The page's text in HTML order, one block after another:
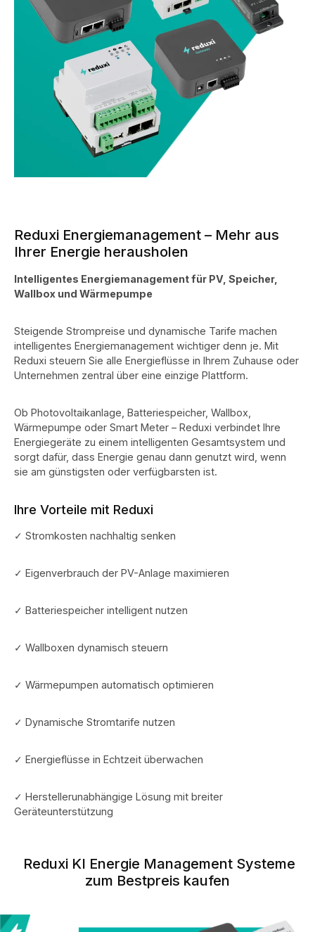
Reduxi Energiemanagement – Mehr aus
Ihrer Energie herausholen
Intelligentes Energiemanagement für PV, Speicher,
Wallbox und Wärmepumpe
Steigende Strompreise und dynamische Tarife machen
intelligentes Energiemanagement wichtiger denn je. Mit
Reduxi steuern Sie alle Energieflüsse in Ihrem Zuhause oder
Unternehmen zentral über eine einzige Plattform.
Ob Photovoltaikanlage, Batteriespeicher, Wallbox,
Wärmepumpe oder Smart Meter – Reduxi verbindet Ihre
Energiegeräte zu einem intelligenten Gesamtsystem und
sorgt dafür, dass Energie genau dann genutzt wird, wenn
sie am günstigsten oder verfügbarsten ist.
Ihre Vorteile mit Reduxi
✓ Stromkosten nachhaltig senken
✓ Eigenverbrauch der PV-Anlage maximieren
✓ Batteriespeicher intelligent nutzen
✓ Wallboxen dynamisch steuern
✓ Wärmepumpen automatisch optimieren
✓ Dynamische Stromtarife nutzen
✓ Energieflüsse in Echtzeit überwachen
✓ Herstellerunabhängige Lösung mit breiter
Geräteunterstützung
Reduxi KI Energie Management Systeme
zum Bestpreis kaufen